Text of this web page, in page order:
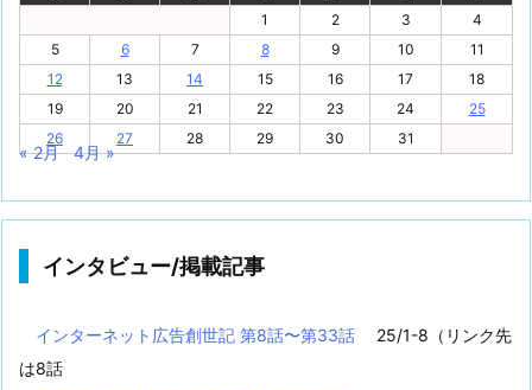
1
2 3
4
5
6 7 8 9 10
11
12
13 14 15 16 17
18
19
20 21 22 23 24
25
26
27 28 29 30 31
« 2月 4月 »
インタビュー/掲載記事
インターネット広告創世記 第8話〜第33話
25/1-8（リンク先
は8話